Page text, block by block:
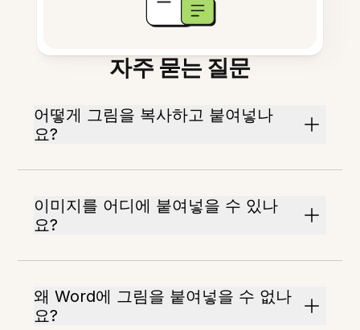
자주 묻는 질문
어떻게 그림을 복사하고 붙여넣나
요?
이미지를 어디에 붙여넣을 수 있나
요?
왜 Word에 그림을 붙여넣을 수 없나
요?